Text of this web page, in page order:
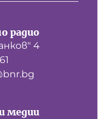
радио
4
медии